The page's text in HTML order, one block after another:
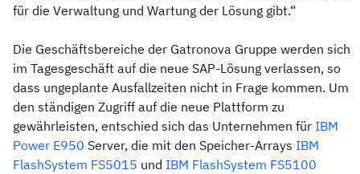
für die Verwaltung und Wartung der Lösung gibt.“
Die Geschäftsbereiche der Gatronova Gruppe werden sich
im Tagesgeschäft auf die neue SAP-Lösung verlassen, so
dass ungeplante Ausfallzeiten nicht in Frage kommen. Um
den ständigen Zugriff auf die neue Plattform zu
gewährleisten, entschied sich das Unternehmen für IBM
Power E950 Server, die mit den Speicher-Arrays IBM
FlashSystem FS5015 und IBM FlashSystem FS5100